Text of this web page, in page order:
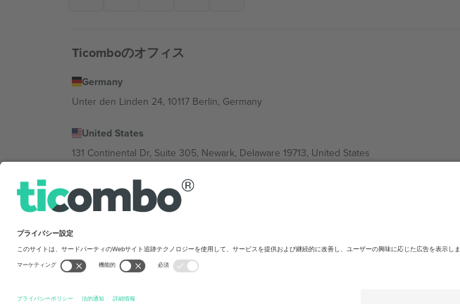
Ticomboのオフィス
Germany
Unter den Linden 24, 10117 Berlin, Germany
United States
131 Continental Dr, Suite 305, Newark, Delaware 19713, United States
Bulgaria
Regus Sofia City West, bul Totleben 53-55, 1606 Sofia, Bulgaria
Av Chapultepec 360, Roma Norte, Cuauhtémoc, 06700 Ciudad de México, CDMX, Mexico
を禁じます.